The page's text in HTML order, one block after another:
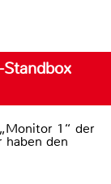
1“ der
den